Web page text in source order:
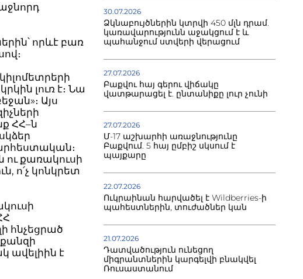
որևէ բառ
լուռ է։ Նա
Այս
ՀՀ–ն
ու քառակուսի
ո՛չ կոնկրետ
հնչեցրած
է
30.07.2026
Ձկնաբույծներին կտրվի 450 մլն դրամ.
կառավարությունն աջակցում է և
պահանջում ստվերի վերացում
27.07.2026
Բաքվու հայ գերու վիճակը
վատթարացել է. ընտանիքը լուր չունի
27.07.2026
Մ-17 աշխարհի առաջնությունը
Բաքվում. 5 հայ ըմբիշ սկսում է
պայքարը
22.07.2026
Ուկրաինան հարվածել է Wildberries-ի
պահեստներին, տուժածներ կան
21.07.2026
Դատվածություն ունեցող
միգրանտներին կարգելվի բնակվել
Ռուսաստանում